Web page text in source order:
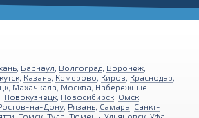
Барнаул Волгоград Воронеж
Казань Кемерово Киров Краснодар
Махачкала Москва Набережные
Новокузнецк Новосибирск Омск
на-Дону Рязань Самара Санкт-
Томск Тула Тюмень Ульяновск Уфа